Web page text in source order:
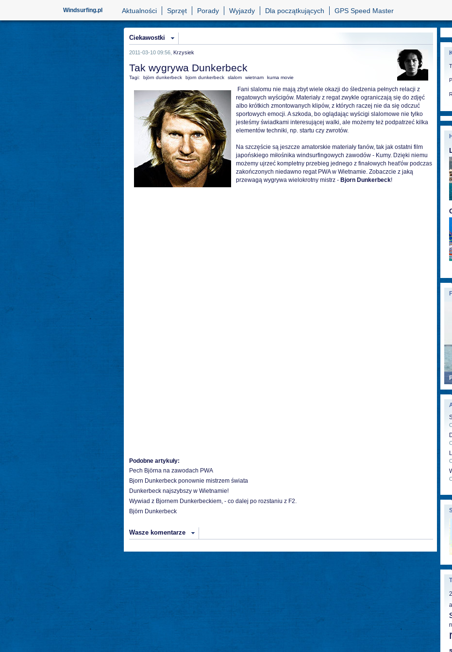
Windsurfing.pl Aktualności Sprzęt Porady Wyjazdy Dla początkujących GPS Speed Master
Ciekawostki
2011-03-10 09:56, Krzysiek
Tak wygrywa Dunkerbeck
Tagi: björn dunkerbeck bjorn dunkerbeck slalom wietnam kuma movie
Fani slalomu nie mają zbyt wiele okazji do śledzenia pełnych relacji z
regatowych wyścigów. Materiały z regat zwykle ograniczają się do zdjęć
albo krótkich zmontowanych klipów, z których raczej nie da się odczuć
sportowych emocji. A szkoda, bo oglądając wyścigi slalomowe nie tylko
jesteśmy świadkami interesującej walki, ale możemy też podpatrzeć kilka
elementów techniki, np. startu czy zwrotów.
Na szczęście są jeszcze amatorskie materiały fanów, tak jak ostatni film
japońskiego miłośnika windsurfingowych zawodów - Kumy. Dzięki niemu
możemy ujrzeć kompletny przebieg jednego z finałowych heat'ów podczas
zakończonych niedawno regat PWA w Wietnamie. Zobaczcie z jaką
przewagą wygrywa wielokrotny mistrz - Bjorn Dunkerbeck!
Podobne artykuły:
Pech Björna na zawodach PWA
Bjorn Dunkerbeck ponownie mistrzem świata
Dunkerbeck najszybszy w Wietnamie!
Wywiad z Bjornem Dunkerbeckiem, - co dalej po rozstaniu z F2.
Björn Dunkerbeck
Wasze komentarze